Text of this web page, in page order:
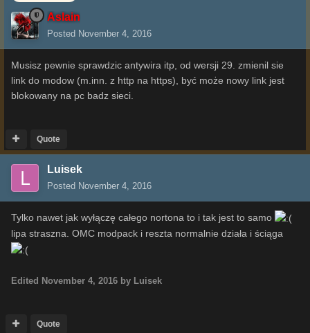
Aslain
Posted November 4, 2016
Musisz pewnie sprawdzic antywira itp, od wersji 29. zmienil sie
link do modow (m.inn. z http na https), być może nowy link jest
blokowany na pc badz sieci.
Quote
Luisek
Posted November 4, 2016
Tylko nawet jak wyłączę całego nortona to i tak jest to samo
lipa straszna. OMC modpack i reszta normalnie działa i ściąga
Edited November 4, 2016 by Luisek
Quote